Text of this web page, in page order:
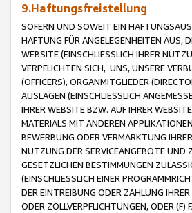
9.Haftungsfreistellung
SOFERN UND SOWEIT EIN
HAFTUNG FÜR ANGELEGENHEITEN AUS,
WEBSITE (EINSCHLIESSLICH IHRER
VERPFLICHTEN SICH, UNS, UNSERE
(OFFICERS), ORGANMITGLIEDER
AUSLAGEN (EINSCHLIESSLICH
IHRER WEBSITE BZW. AUF IHRER
MATERIALS MIT ANDEREN
BEWERBUNG ODER VERMARKTUNG
NUTZUNG DER SERVICEANGEBOTE UND
GESETZLICHEN BESTIMMUNGEN
(EINSCHLIESSLICH EINER
DER EINTREIBUNG ODER ZAHLUNG
ODER ZOLLVERPFLICHTUNGEN, ODER (F)